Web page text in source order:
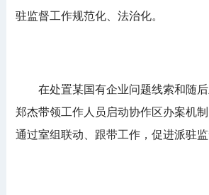
驻监督工作规范化、法治化。
在处置某国有企业问题线索和随后
郑杰带领工作人员启动协作区办案机制
通过室组联动、跟带工作，促进派驻监